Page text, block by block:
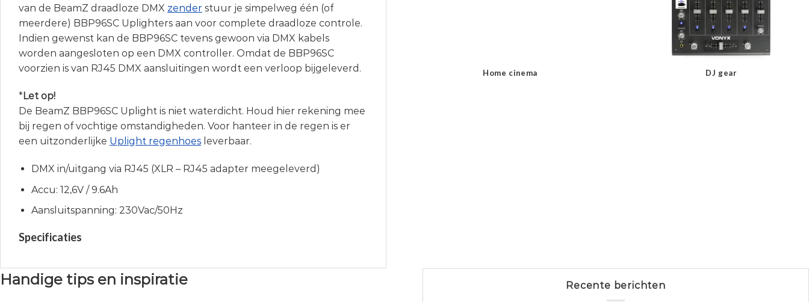
van de BeamZ draadloze DMX zender stuur je simpelweg één (of
meerdere) BBP96SC Uplighters aan voor complete draadloze controle.
Indien gewenst kan de BBP96SC tevens gewoon via DMX kabels
worden aangesloten op een DMX controller. Omdat de BBP96SC
voorzien is van RJ45 DMX aansluitingen wordt een verloop bijgeleverd.
*Let op!
De BeamZ BBP96SC Uplight is niet waterdicht. Houd hier rekening mee
bij regen of vochtige omstandigheden. Voor hanteer in de regen is er
een uitzonderlijke Uplight regenhoes leverbaar.
DMX in/uitgang via RJ45 (XLR – RJ45 adapter meegeleverd)
Accu: 12,6V / 9.6Ah
Aansluitspanning: 230Vac/50Hz
Specificaties
Home cinema DJ gear
Handige tips en inspiratie Recente berichten